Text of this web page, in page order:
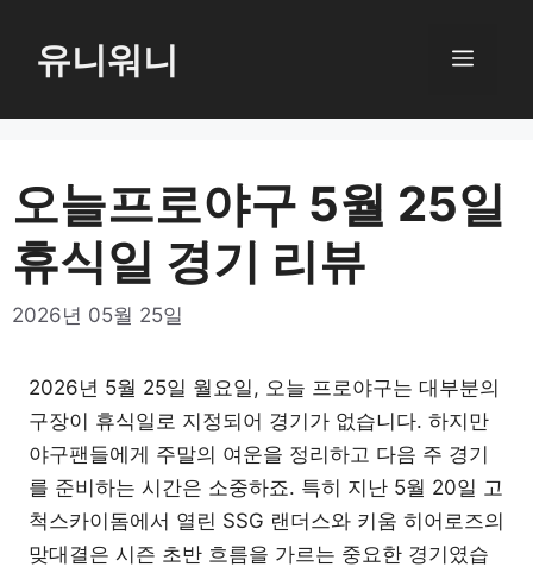
로
뛰
기
유니워니 메
오늘프로야구 5월 25일
휴식일 경기 리뷰
2026년 05월 25일
2026년 5월 25일 월요일, 오늘 프로야구는 대부분의
구장이 휴식일로 지정되어 경기가 없습니다. 하지만
야구팬들에게 주말의 여운을 정리하고 다음 주 경기
를 준비하는 시간은 소중하죠. 특히 지난 5월 20일 고
척스카이돔에서 열린 SSG 랜더스와 키움 히어로즈의
맞대결은 시즌 초반 흐름을 가르는 중요한 경기였습